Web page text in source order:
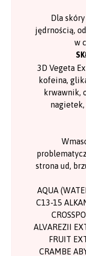
Dla
jędrnością,
w
3D Vegeta
kofeina,
krwawnik,
nagietek,
strona ud,
AQUA
C13-15
ALVAREZII
FRUIT
CRAMBE